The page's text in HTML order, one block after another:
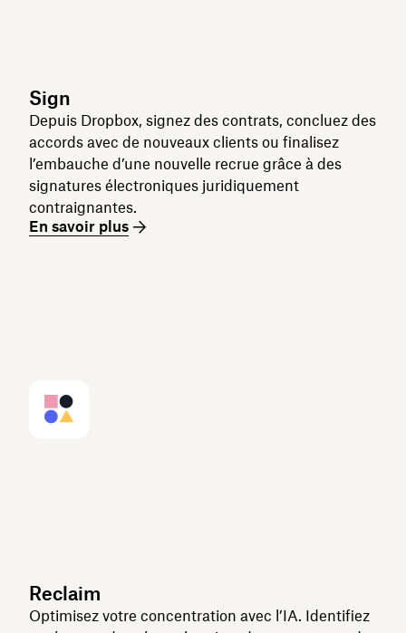
Sign
Depuis Dropbox, signez des contrats, concluez des
accords avec de nouveaux clients ou finalisez
l’embauche d’une nouvelle recrue grâce à des
signatures électroniques juridiquement
contraignantes.
En savoir plus
Reclaim
Optimisez votre concentration avec l’IA. Identifiez